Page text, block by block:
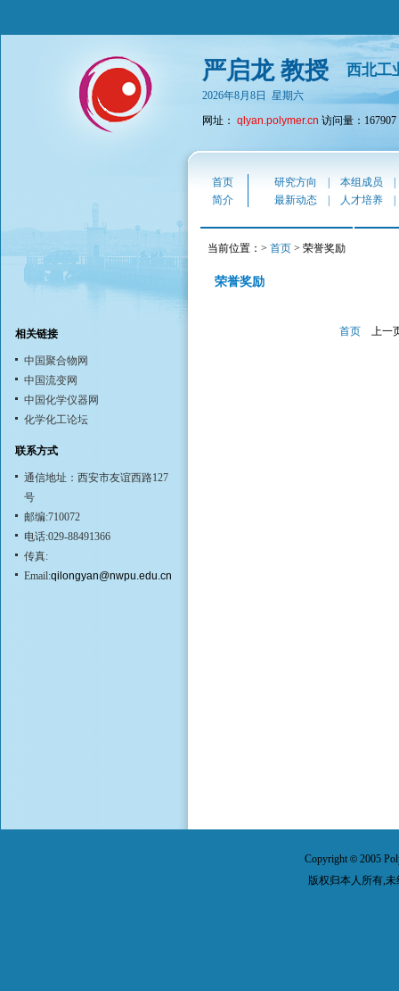
严启龙 教授 西北工
2026年8月8日 星期六
网址： qlyan.polymer.cn 访问量：167907
相关链接
中国聚合物网
中国流变网
中国化学仪器网
化学化工论坛
联系方式
通信地址：西安市友谊西路127
号
邮编:710072
电话:029-88491366
传真:
Email:qilongyan@nwpu.edu.cn
首页 研究方向 本组成员
简介
最新动态 人才培养
当前位置：> 首页 > 荣誉奖励
荣誉奖励
首页 上一
Copyright© 2005
版权归本人所有,